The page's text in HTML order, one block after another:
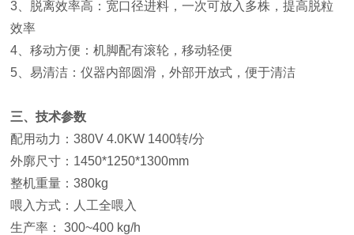
3、脱离效率高：宽口径进料，一次可放入多株，提高脱粒
效率
4、移动方便：机脚配有滚轮，移动轻便
5、易清洁：仪器内部圆滑，外部开放式，便于清洁
三、技术参数
配用动力：380V 4.0KW 1400转/分
外廓尺寸：1450*1250*1300mm
整机重量：380kg
喂入方式：人工全喂入
生产率： 300~400 kg/h